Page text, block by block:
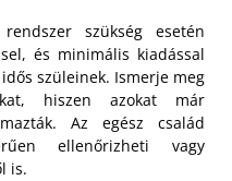
szükség esetén
és minimális kiadással
szüleinek. Ismerje meg
hiszen azokat már
Az egész család
ellenőrizheti vagy
is.